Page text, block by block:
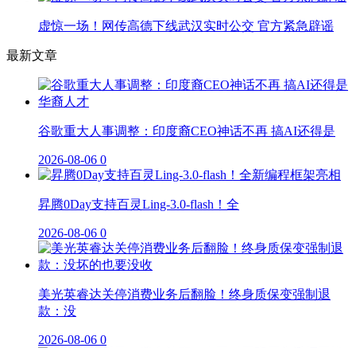
虚惊一场！网传高德下线武汉实时公交 官方紧急辟谣
最新文章
谷歌重大人事调整：印度裔CEO神话不再 搞AI还得是
2026-08-06 0
昇腾0Day支持百灵Ling-3.0-flash！全
2026-08-06 0
美光英睿达关停消费业务后翻脸！终身质保变强制退
款：没
2026-08-06 0